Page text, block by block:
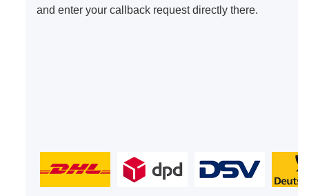
and enter your callback request directly there.